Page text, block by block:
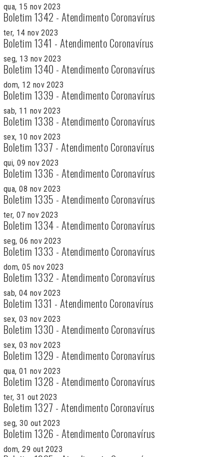
qua, 15 nov 2023
Boletim 1342 - Atendimento Coronavírus
ter, 14 nov 2023
Boletim 1341 - Atendimento Coronavírus
seg, 13 nov 2023
Boletim 1340 - Atendimento Coronavírus
dom, 12 nov 2023
Boletim 1339 - Atendimento Coronavírus
sab, 11 nov 2023
Boletim 1338 - Atendimento Coronavírus
sex, 10 nov 2023
Boletim 1337 - Atendimento Coronavírus
qui, 09 nov 2023
Boletim 1336 - Atendimento Coronavírus
qua, 08 nov 2023
Boletim 1335 - Atendimento Coronavírus
ter, 07 nov 2023
Boletim 1334 - Atendimento Coronavírus
seg, 06 nov 2023
Boletim 1333 - Atendimento Coronavírus
dom, 05 nov 2023
Boletim 1332 - Atendimento Coronavírus
sab, 04 nov 2023
Boletim 1331 - Atendimento Coronavírus
sex, 03 nov 2023
Boletim 1330 - Atendimento Coronavírus
sex, 03 nov 2023
Boletim 1329 - Atendimento Coronavírus
qua, 01 nov 2023
Boletim 1328 - Atendimento Coronavírus
ter, 31 out 2023
Boletim 1327 - Atendimento Coronavírus
seg, 30 out 2023
Boletim 1326 - Atendimento Coronavírus
dom, 29 out 2023